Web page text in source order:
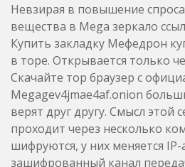
Невзирая в повышение
вещества в Mega зеркало
Купить закладку Мефедрон
в торе. Открывается только
Скачайте тор браузер с
Megagev4jmae4af.onion
верят друг другу. Смысл этой
проходит через несколько
шифруются, у них меняется
зашифрованный канал